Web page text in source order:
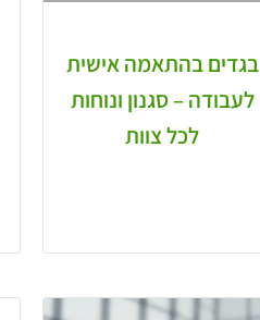
בגדים בהתאמה אישית
לעבודה – סגנון ונוחות
לכל צוות